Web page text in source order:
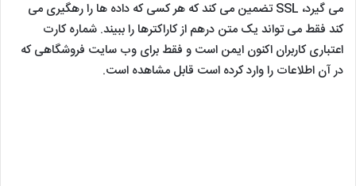
می گیرد، SSL تضمین می کند که هر کسی که داده ها را رهگیری می
کند فقط می تواند یک متن درهم از کاراکترها را ببیند. شماره کارت
اعتباری کاربران اکنون ایمن است و فقط برای وب سایت فروشگاهی که
در آن اطلاعات را وارد کرده است قابل مشاهده است.